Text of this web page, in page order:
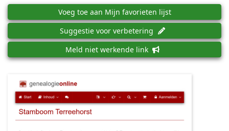
Voeg toe aan Mijn favorieten lijst
Suggestie voor verbetering
Meld niet werkende link